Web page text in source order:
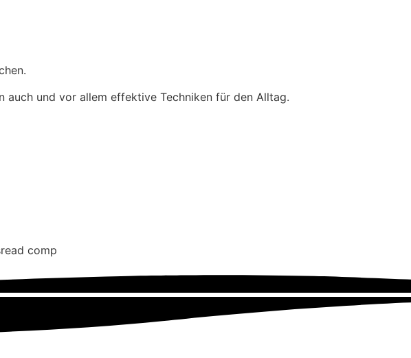
auch und vor allem effektive Techniken für den Alltag.